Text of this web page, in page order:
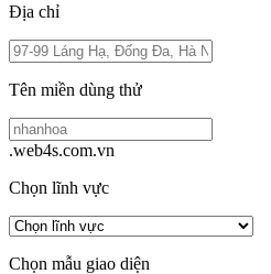
Địa chỉ
Tên miền dùng thử
.web4s.com.vn
Chọn lĩnh vực
Chọn mẫu giao diện